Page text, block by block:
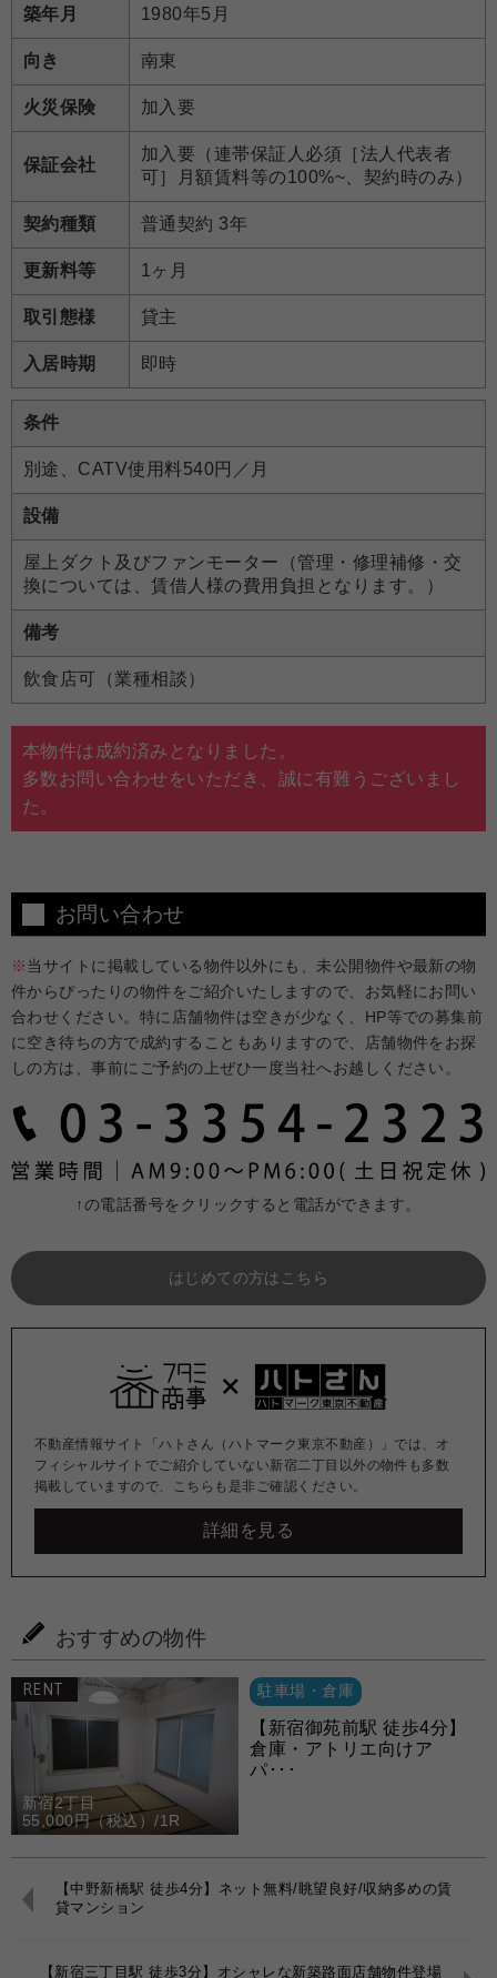
築年月 1980年5月
向き 南東
火災保険 加入要
保証会社
加入要（連帯保証人必須［法人代表者
可］月額賃料等の100%~、契約時のみ）
契約種類 普通契約 3年
更新料等 1ヶ月
取引態様 貸主
入居時期 即時
条件
別途、CATV使用料540円／月
設備
屋上ダクト及びファンモーター（管理・修理補修・交
換については、賃借人様の費用負担となります。）
備考
飲食店可（業種相談）
本物件は成約済みとなりました。
多数お問い合わせをいただき、誠に有難うございまし
た。
お問い合わせ
※当サイトに掲載している物件以外にも、未公開物件や最新の物
件からぴったりの物件をご紹介いたしますので、お気軽にお問い
合わせください。特に店舗物件は空きが少なく、HP等での募集前
に空き待ちの方で成約することもありますので、店舗物件をお探
しの方は、事前にご予約の上ぜひ一度当社へお越しください。
↑の電話番号をクリックすると電話ができます。
はじめての方はこちら
不動産情報サイト「ハトさん（ハトマーク東京不動産）」では、オ
フィシャルサイトでご紹介していない新宿二丁目以外の物件も多数
掲載していますので、こちらも是非ご確認ください。
詳細を見る
おすすめの物件
新宿2丁目
55,000円（税込）/1R
RENT 駐車場・倉庫
【新宿御苑前駅 徒歩4分】
倉庫・アトリエ向けア
パ･･･
【中野新橋駅 徒歩4分】ネット無料/眺望良好/収納多めの賃
貸マンション
【新宿三丁目駅 徒歩3分】オシャレな新築路面店舗物件登場